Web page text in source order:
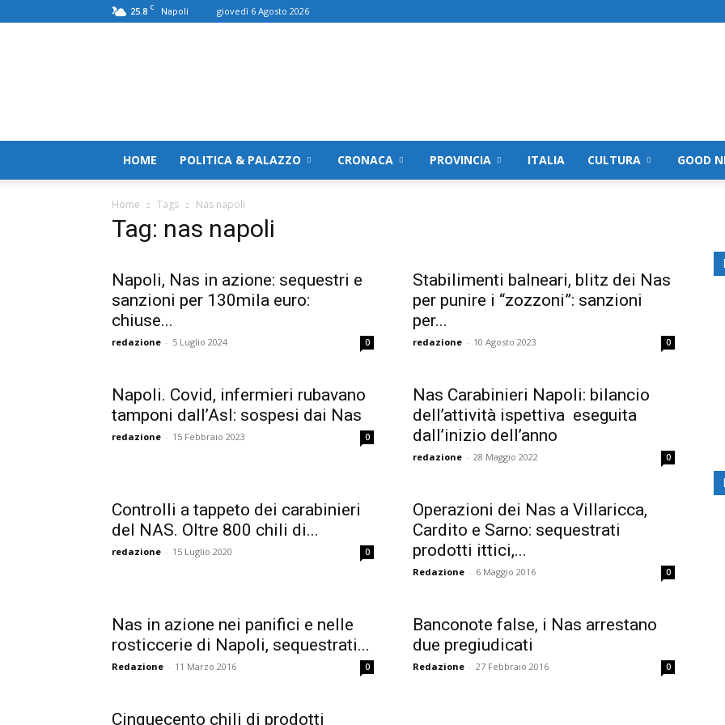
25.8 C Napoli giovedì 6 Agosto 2026
HOME POLITICA & PALAZZO CRONACA PROVINCIA ITALIA CULTURA GOOD
Home Tags Nas napoli
Tag: nas napoli
Napoli, Nas in azione: sequestri e
sanzioni per 130mila euro:
chiuse...
redazione - 5 Luglio 2024 0
Stabilimenti balneari, blitz dei Nas
per punire i “zozzoni”: sanzioni
per...
redazione - 10 Agosto 2023 0
Napoli. Covid, infermieri rubavano
tamponi dall’Asl: sospesi dai Nas
redazione - 15 Febbraio 2023 0
Nas Carabinieri Napoli: bilancio
dell’attività ispettiva eseguita
dall’inizio dell’anno
redazione - 28 Maggio 2022 0
Controlli a tappeto dei carabinieri
del NAS. Oltre 800 chili di...
redazione - 15 Luglio 2020 0
Operazioni dei Nas a Villaricca,
Cardito e Sarno: sequestrati
prodotti ittici,...
Redazione - 6 Maggio 2016 0
Nas in azione nei panifici e nelle
rosticcerie di Napoli, sequestrati...
Redazione - 11 Marzo 2016 0
Banconote false, i Nas arrestano
due pregiudicati
Redazione - 27 Febbraio 2016 0
Cinquecento chili di prodotti